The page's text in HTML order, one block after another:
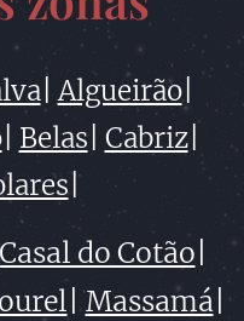
|Algueirão|
| Belas Cabriz|
|
Casal do Cotão
|Massamá|